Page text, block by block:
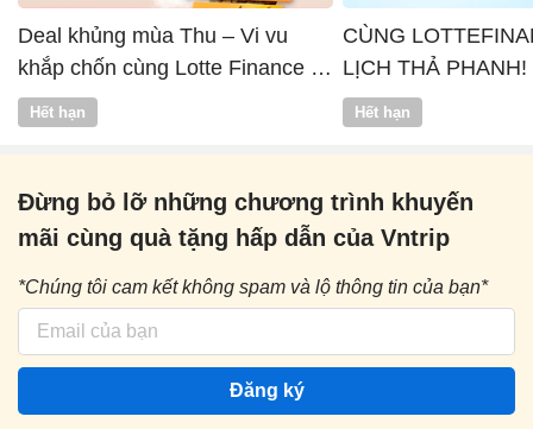
Deal khủng mùa Thu – Vi vu
khắp chốn cùng Lotte Finance x
Vntrip
Hết hạn
CÙNG
LỊCH THẢ PHANH!
Hết hạn
Đừng bỏ lỡ những chương trình khuyến
mãi cùng quà tặng hấp dẫn của Vntrip
*Chúng tôi cam kết không spam và lộ thông tin của bạn*
Đăng ký